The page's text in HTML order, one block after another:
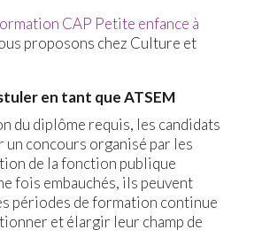
CAP Petite enfance à
proposons chez Culture et
en tant que ATSEM
du diplôme requis, les candidats
concours organisé par les
de la fonction publique
fois embauchés, ils peuvent
périodes de formation continue
et élargir leur champ de